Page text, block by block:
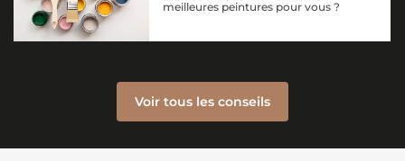
meilleures peintures pour vous ?
Voir tous les conseils